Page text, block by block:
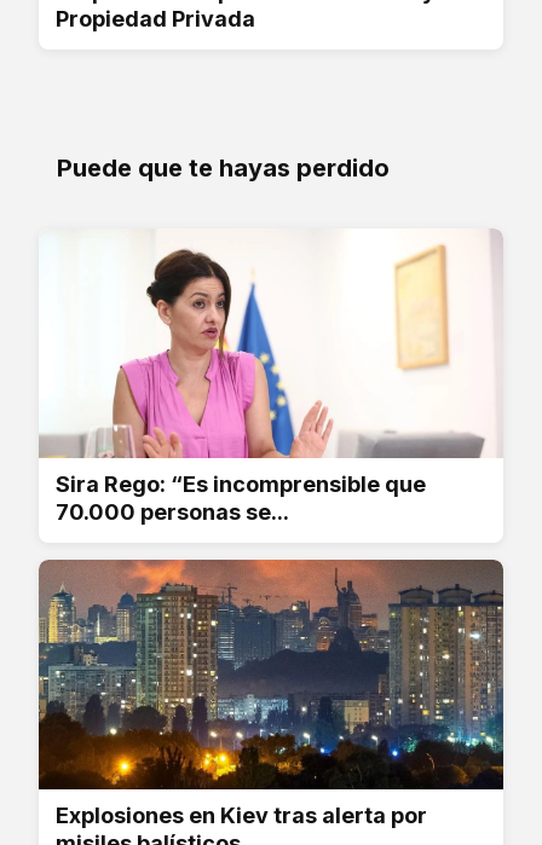
Propiedad Privada
Puede que te hayas perdido
Sira Rego: “Es incomprensible que
70.000 personas se...
Explosiones en Kiev tras alerta por